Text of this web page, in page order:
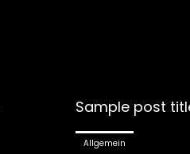
Sample post
Allgemein